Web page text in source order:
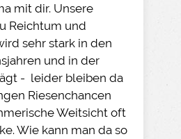
mit dir. Unsere
Reichtum und
sehr stark in den
und in der
- leider bleiben da
Riesenchancen
Weitsicht oft
Wie kann man da so